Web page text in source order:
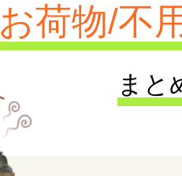
お荷物/不
まと